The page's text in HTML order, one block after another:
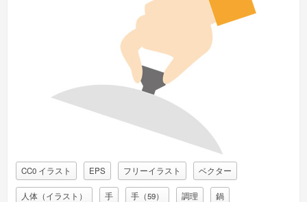
CC0 イラスト EPS フリーイラスト ベクター
人体（イラスト） 手 手（59） 調理 鍋